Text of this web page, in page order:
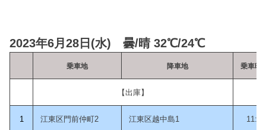
2023年6月28日(水) 曇/晴 32℃/24℃
乗車地 降車地 乗車時
【出庫】
1 江東区門前仲町2 江東区越中島1 11:22